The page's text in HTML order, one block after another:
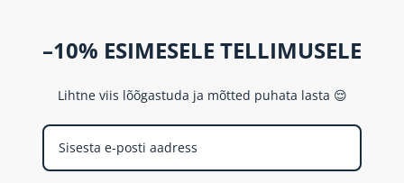
–10% ESIMESELE TELLIMUSELE
Lihtne viis lõõgastuda ja mõtted puhata lasta 😌